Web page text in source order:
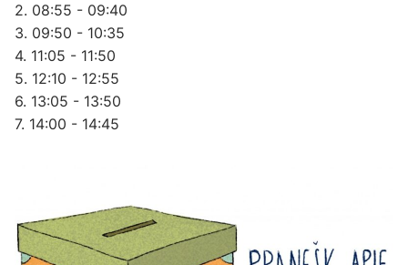
2. 08:55 - 09:40
3. 09:50 - 10:35
4. 11:05 - 11:50
5. 12:10 - 12:55
6. 13:05 - 13:50
7. 14:00 - 14:45